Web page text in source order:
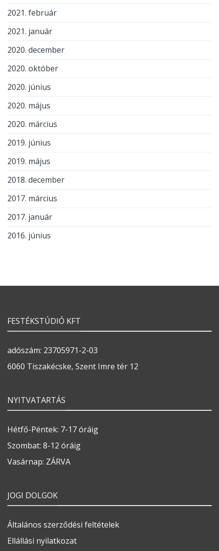
2021. február
2021. január
2020. december
2020. október
2020. június
2020. május
2020. március
2019. június
2019. május
2018. december
2017. március
2017. január
2016. június
FESTÉKSTÚDIÓ KFT
adószám: 23705971-2-03
6060 Tiszakécske, Szent Imre tér 12
NYITVATARTÁS
Hétfő-Péntek: 7-17 óráig
Szombat: 8-12 óráig
Vasárnap: ZÁRVA
JOGI DOLGOK
Általános szerződési feltételek
Ellállási nyilatkozat